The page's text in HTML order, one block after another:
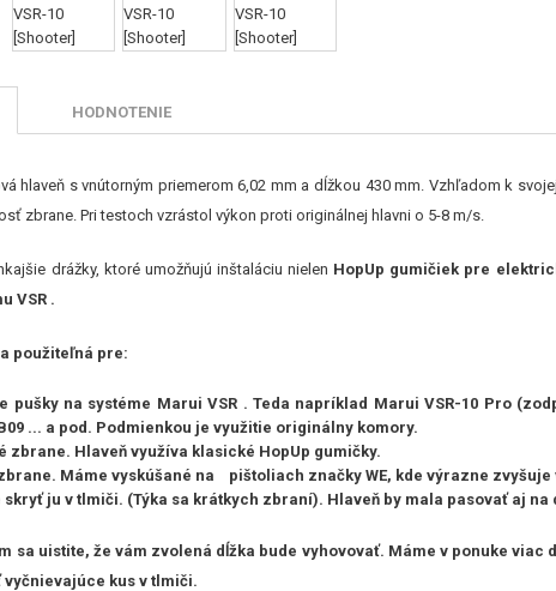
HODNOTENIE
hlaveň s vnútorným priemerom 6,02 mm a dĺžkou 430 mm. Vzhľadom k
zbrane. Pri testoch vzrástol výkon proti originálnej hlavni o 5-8 m/s.
drážky, ktoré umožňujú inštaláciu nielen HopUp gumičiek pre
VSR .
použiteľná pre:
pušky na systéme Marui VSR . Teda napríklad Marui VSR-10 Pro
... a pod. Podmienkou je využitie originálny komory.
zbrane. Hlaveň využíva klasické HopUp gumičky.
Máme vyskúšané na pištoliach značky WE, kde výrazne
skryť ju v tlmiči. (Týka sa krátkych zbraní). Hlaveň by mala pasovať aj na
sa uistite, že vám zvolená dĺžka bude vyhovovať. Máme v ponuke
vyčnievajúce kus v tlmiči.